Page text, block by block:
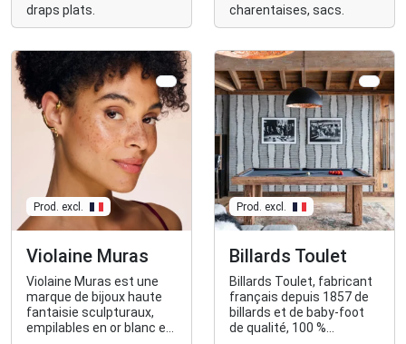
draps plats.
charentaises, sacs.
Prod. excl.
Violaine Muras
Violaine Muras est une
marque de bijoux haute
fantaisie sculpturaux,
empilables en or blanc et
Prod. excl.
Billards Toulet
Billards Toulet, fabricant
français depuis 1857 de
billards et de baby-foot
de qualité, 100 %